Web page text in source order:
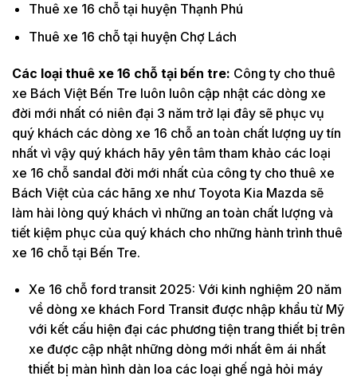
Thuê xe 16 chỗ tại huyện Thạnh Phú
Thuê xe 16 chỗ tại huyện Chợ Lách
Các loại thuê xe 16 chỗ tại bến tre: Công ty cho thuê
xe Bách Việt Bến Tre luôn luôn cập nhật các dòng xe
đời mới nhất có niên đại 3 năm trở lại đây sẽ phục vụ
quý khách các dòng xe 16 chỗ an toàn chất lượng uy tín
nhất vì vậy quý khách hãy yên tâm tham khảo các loại
xe 16 chỗ sandal đời mới nhất của công ty cho thuê xe
Bách Việt của các hãng xe như Toyota Kia Mazda sẽ
làm hài lòng quý khách vì những an toàn chất lượng và
tiết kiệm phục của quý khách cho những hành trình thuê
xe 16 chỗ tại Bến Tre.
Xe 16 chỗ ford transit 2025: Với kinh nghiệm 20 năm
về dòng xe khách Ford Transit được nhập khẩu từ Mỹ
với kết cấu hiện đại các phương tiện trang thiết bị trên
xe được cập nhật những dòng mới nhất êm ái nhất
thiết bị màn hình dàn loa các loại ghế ngả hỏi máy